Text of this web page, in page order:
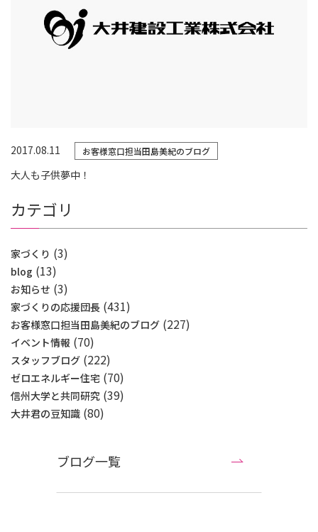
2017.08.11 お客様窓口担当田島美紀のブログ
大人も子供夢中！
カテゴリ
家づくり (3)
blog (13)
お知らせ (3)
家づくりの応援団長 (431)
お客様窓口担当田島美紀のブログ (227)
イベント情報 (70)
スタッフブログ (222)
ゼロエネルギー住宅 (70)
信州大学と共同研究 (39)
大井君の豆知識 (80)
ブログ一覧